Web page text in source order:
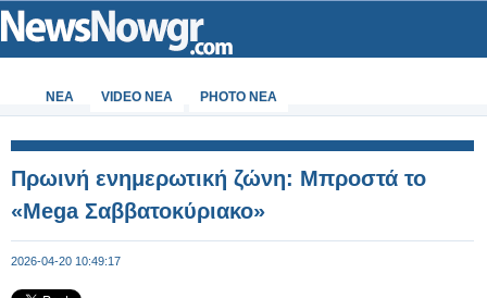
ΝΕΑ VIDEO NEA PHOTO NEA
Πρωινή ενημερωτική ζώνη: Μπροστά το
«Mega Σαββατοκύριακο»
2026-04-20 10:49:17